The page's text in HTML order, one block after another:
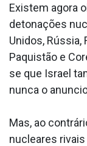
Existem agora
detonações
Unidos, Rússia,
Paquistão e
se que Israel
nunca o
Mas, ao
nucleares